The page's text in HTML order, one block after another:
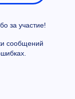
за участие!
сообщений